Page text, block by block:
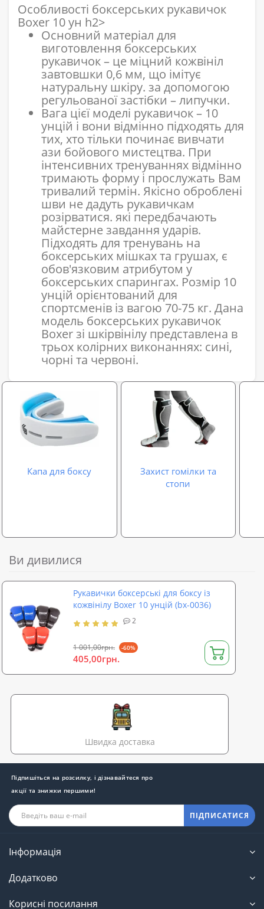
Особливості боксерських рукавичок
Boxer 10 ун h2>
Основний матеріал для
виготовлення боксерських
рукавичок – це міцний кожвініл
завтовшки 0,6 мм, що імітує
натуральну шкіру. за допомогою
регульованої застібки – липучки.
Вага цієї моделі рукавичок – 10
унцій і вони відмінно підходять для
тих, хто тільки починає вивчати
ази бойового мистецтва. При
інтенсивних тренуваннях відмінно
тримають форму і прослужать Вам
тривалий термін. Якісно оброблені
шви не дадуть рукавичкам
розірватися. які передбачають
майстерне завдання ударів.
Підходять для тренувань на
боксерських мішках та грушах, є
обов'язковим атрибутом у
боксерських спарингах. Розмір 10
унцій орієнтований для
спортсменів із вагою 70-75 кг. Дана
модель боксерських рукавичок
Boxer зі шкірвінілу представлена в
трьох колірних виконаннях: сині,
чорні та червоні.
Капа для боксу
Захист гомілки та
стопи
Ви дивилися
Рукавички боксерські для боксу із
кожвінілу Boxer 10 унцій (bx-0036)
2
1 001,00грн. -60%
405,00грн.
Швидка доставка
Підпишіться на розсилку, і дізнавайтеся про
акції та знижки першими!
ПІДПИСАТИСЯ
Інформація
Додатково
Корисні посилання